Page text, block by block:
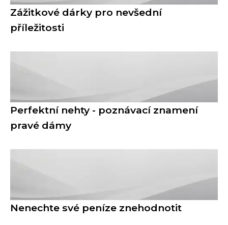
Zážitkové dárky pro nevšední
příležitosti
Perfektní nehty - poznávací znamení
pravé dámy
Nenechte své peníze znehodnotit